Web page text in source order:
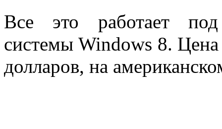
Все это работает под
системы Windows 8. Цена
долларов, на